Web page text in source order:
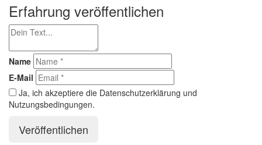
Erfahrung veröffentlichen
Name
E-Mail
Ja, ich akzeptiere die Datenschutzerklärung und
Nutzungsbedingungen.